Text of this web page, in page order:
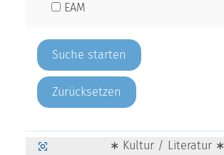
EAM
Zurücksetzen
∗ Kultur / Literatur ∗